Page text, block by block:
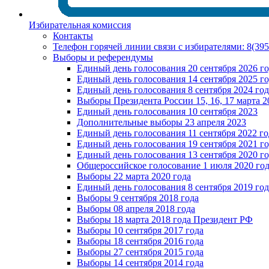
Избирательная комиссия
Контакты
Телефон горячей линии связи с избирателями:
Выборы и референдумы
Единый день голосования 20 сентября 2026
Единый день голосования 14 сентября 2025
Единый день голосования 8 сентября 2024
Выборы Президента России 15, 16, 17 марта
Единый день голосования 10 сентября 2023
Дополнительные выборы 23 апреля 2023
Единый день голосования 11 сентября 2022
Единый день голосования 19 сентября 2021
Единый день голосования 13 сентября 2020
Общероссийское голосование 1 июля 2020
Выборы 22 марта 2020 года
Единый день голосования 8 сентября 2019
Выборы 9 сентября 2018 года
Выборы 08 апреля 2018 года
Выборы 18 марта 2018 года Президент РФ
Выборы 10 сентября 2017 года
Выборы 18 сентября 2016 года
Выборы 27 сентября 2015 года
Выборы 14 сентября 2014 года